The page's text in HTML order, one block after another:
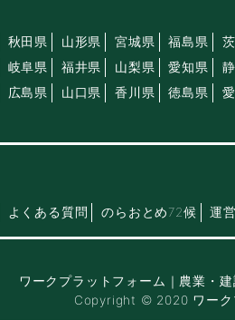
秋田県 山形県 宮城県 福島県
岐阜県 福井県 山梨県 愛知県
広島県 山口県 香川県 徳島県
よくある質問 のらおとめ72候 運
ワークプラットフォーム｜農業・
Copyright © 2020 ワーク